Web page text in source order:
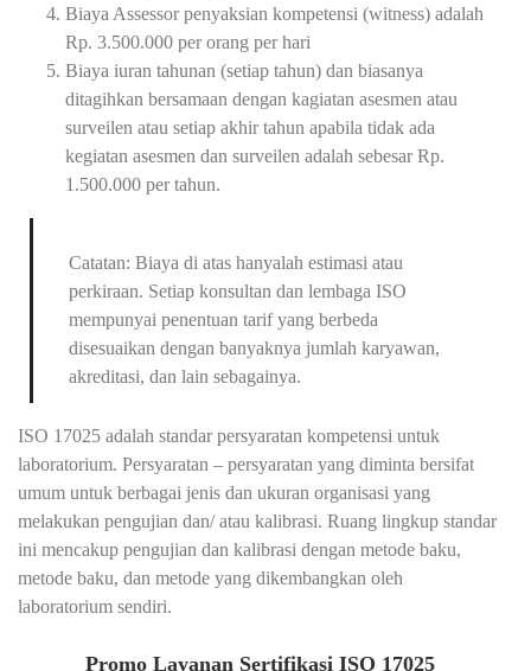
Biaya Assessor penyaksian kompetensi (witness) adalah
Rp. 3.500.000 per orang per hari
Biaya iuran tahunan (setiap tahun) dan biasanya
ditagihkan bersamaan dengan kagiatan asesmen atau
surveilen atau setiap akhir tahun apabila tidak ada
kegiatan asesmen dan surveilen adalah sebesar Rp.
1.500.000 per tahun.
Catatan: Biaya di atas hanyalah estimasi atau
perkiraan. Setiap konsultan dan lembaga ISO
mempunyai penentuan tarif yang berbeda
disesuaikan dengan banyaknya jumlah karyawan,
akreditasi, dan lain sebagainya.
ISO 17025 adalah standar persyaratan kompetensi untuk
laboratorium. Persyaratan – persyaratan yang diminta bersifat
umum untuk berbagai jenis dan ukuran organisasi yang
melakukan pengujian dan/ atau kalibrasi. Ruang lingkup standar
ini mencakup pengujian dan kalibrasi dengan metode baku,
metode baku, dan metode yang dikembangkan oleh
laboratorium sendiri.
Promo Layanan Sertifikasi ISO 17025